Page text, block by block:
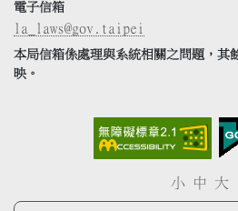
電子信箱
la_laws@gov.taipei
本局信箱係處理與系統相關之問題，其
映。
小 中 大